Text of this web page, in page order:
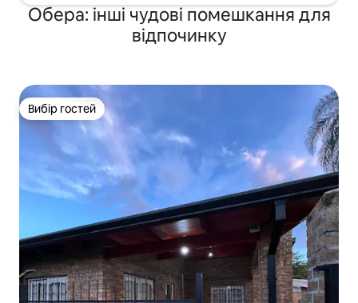
Обера: інші чудові помешкання для
відпочинку
Вибір гостей
Вибір гостей